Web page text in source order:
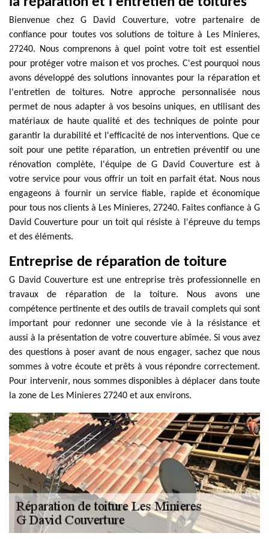
Bienvenue chez G David Couverture, votre partenaire de
confiance pour toutes vos solutions de toiture à Les Minieres,
27240. Nous comprenons à quel point votre toit est essentiel
pour protéger votre maison et vos proches. C'est pourquoi nous
avons développé des solutions innovantes pour la réparation et
l'entretien de toitures. Notre approche personnalisée nous
permet de nous adapter à vos besoins uniques, en utilisant des
matériaux de haute qualité et des techniques de pointe pour
garantir la durabilité et l'efficacité de nos interventions. Que ce
soit pour une petite réparation, un entretien préventif ou une
rénovation complète, l'équipe de G David Couverture est à
votre service pour vous offrir un toit en parfait état. Nous nous
engageons à fournir un service fiable, rapide et économique
pour tous nos clients à Les Minieres, 27240. Faites confiance à G
David Couverture pour un toit qui résiste à l'épreuve du temps
et des éléments.
Entreprise de réparation de toiture
G David Couverture est une entreprise très professionnelle en
travaux de réparation de la toiture. Nous avons une
compétence pertinente et des outils de travail complets qui sont
important pour redonner une seconde vie à la résistance et
aussi à la présentation de votre couverture abîmée. Si vous avez
des questions à poser avant de nous engager, sachez que nous
sommes à votre écoute et prêts à vous répondre correctement.
Pour intervenir, nous sommes disponibles à déplacer dans toute
la zone de Les Minieres 27240 et aux environs.